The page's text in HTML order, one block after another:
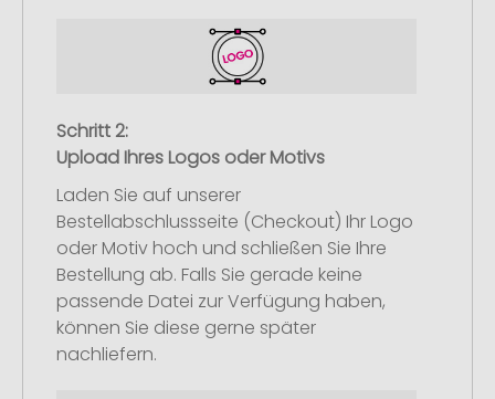
Schritt 2:
Upload Ihres Logos oder Motivs
Laden Sie auf unserer
Bestellabschlussseite (Checkout) Ihr Logo
oder Motiv hoch und schließen Sie Ihre
Bestellung ab. Falls Sie gerade keine
passende Datei zur Verfügung haben,
können Sie diese gerne später
nachliefern.